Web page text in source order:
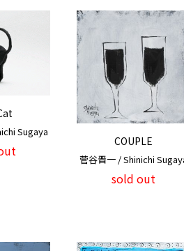
Sugaya
COUPLE
菅谷晋一 / Shinichi
sold out